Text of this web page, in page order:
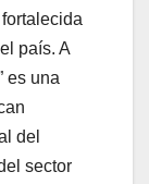
país. A
es una
del
sector